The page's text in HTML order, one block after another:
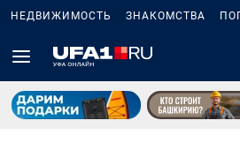
НЕДВИЖИМОСТЬ ЗНАКОМСТВА